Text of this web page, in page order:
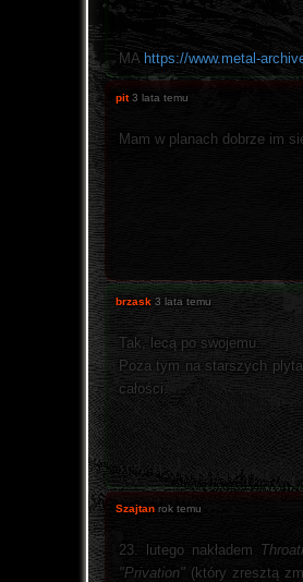
MA https://www.metal-
pit 3 lata temu
Mam w planach dobrze im
brzask 3 lata temu
Tak, lecą po swojemu.
Poza tym na starszych
całości.
Szajtan rok temu
23. lutego nakładem
"Privation" (który zresztą